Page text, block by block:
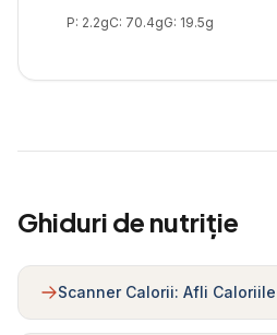
P: 2.2gC: 70.4gG: 19.5g
Ghiduri de nutriție
Scanner Calorii: Afli